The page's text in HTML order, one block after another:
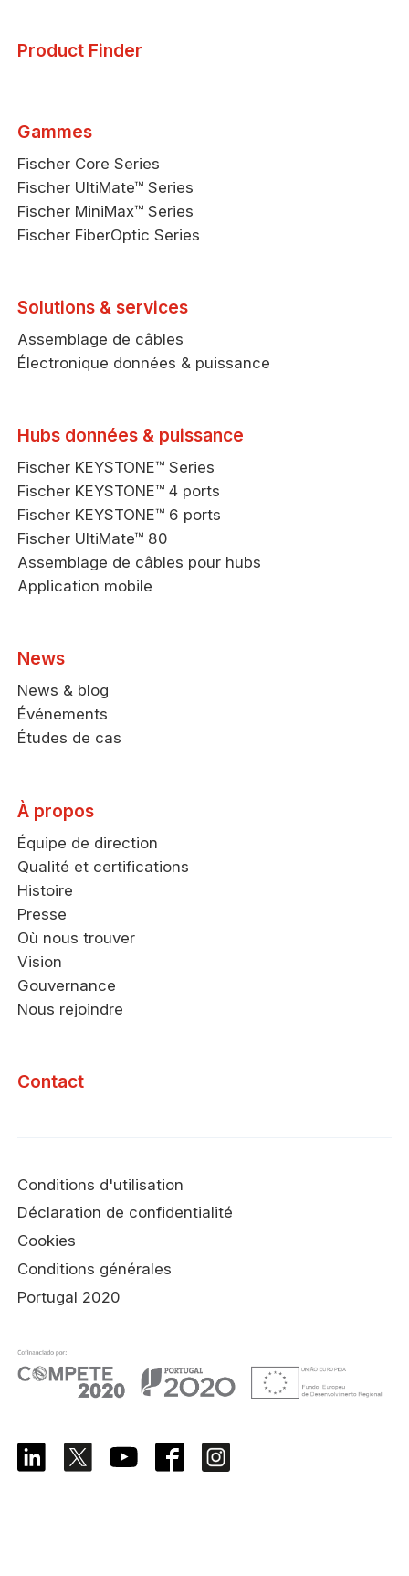
Product Finder
Gammes
Fischer Core Series
Fischer UltiMate™ Series
Fischer MiniMax™ Series
Fischer FiberOptic Series
Solutions & services
Assemblage de câbles
Électronique données & puissance
Hubs données & puissance
Fischer KEYSTONE™ Series
Fischer KEYSTONE™ 4 ports
Fischer KEYSTONE™ 6 ports
Fischer UltiMate™ 80
Assemblage de câbles pour hubs
Application mobile
News
News & blog
Événements
Études de cas
À propos
Équipe de direction
Qualité et certifications
Histoire
Presse
Où nous trouver
Vision
Gouvernance
Nous rejoindre
Contact
Conditions d'utilisation
Déclaration de confidentialité
Cookies
Conditions générales
Portugal 2020